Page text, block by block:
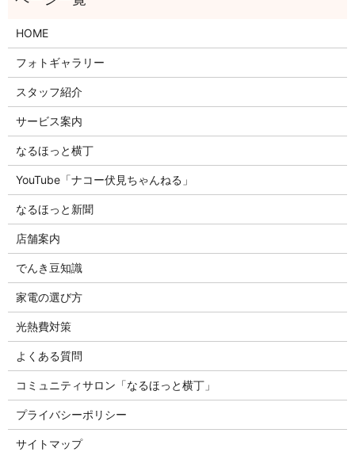
HOME
フォトギャラリー
スタッフ紹介
サービス案内
なるほっと横丁
YouTube「ナコー伏見ちゃんねる」
なるほっと新聞
店舗案内
でんき豆知識
家電の選び方
光熱費対策
よくある質問
コミュニティサロン「なるほっと横丁」
プライバシーポリシー
サイトマップ